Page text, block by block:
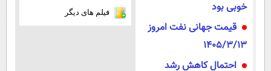
خوبی بود
قیمت جهانی نفت امروز
1405/3/13
احتمال کاهش رشد
فیلم های دیگر